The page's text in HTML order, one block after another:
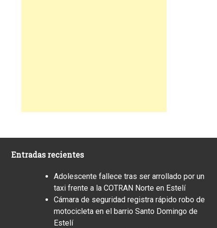
Entradas recientes
Adolescente fallece tras ser arrollado por un
taxi frente a la COTRAN Norte en Estelí
Cámara de seguridad registra rápido robo de
motocicleta en el barrio Santo Domingo de
Estelí